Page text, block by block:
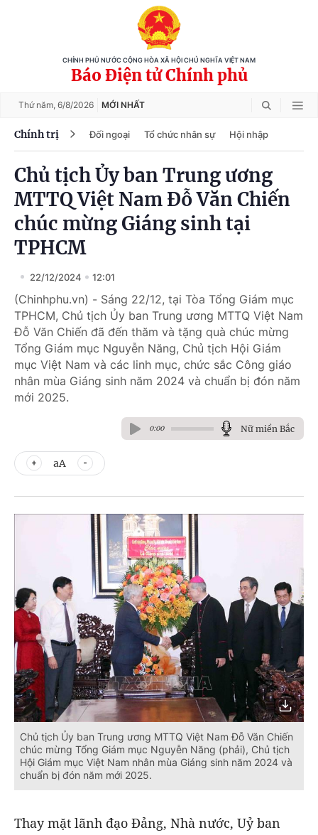
CHÍNH PHỦ NƯỚC CỘNG HÒA XÃ HỘI CHỦ NGHĨA VIỆT NAM
Báo Điện tử Chính phủ
Thứ năm, 6/8/2026 MỚI NHẤT
Chính trị Đối ngoại Tổ chức nhân sự Hội nhập
Chủ tịch Ủy ban Trung ương
MTTQ Việt Nam Đỗ Văn Chiến
chúc mừng Giáng sinh tại
TPHCM
22/12/2024 12:01
(Chinhphu.vn) - Sáng 22/12, tại Tòa Tổng Giám mục
TPHCM, Chủ tịch Ủy ban Trung ương MTTQ Việt Nam
Đỗ Văn Chiến đã đến thăm và tặng quà chúc mừng
Tổng Giám mục Nguyễn Năng, Chủ tịch Hội Giám
mục Việt Nam và các linh mục, chức sắc Công giáo
nhân mùa Giáng sinh năm 2024 và chuẩn bị đón năm
mới 2025.
0:00 Nữ miền Bắc
aA
Chủ tịch Ủy ban Trung ương MTTQ Việt Nam Đỗ Văn Chiến
chúc mừng Tổng Giám mục Nguyễn Năng (phải), Chủ tịch
Hội Giám mục Việt Nam nhân mùa Giáng sinh năm 2024 và
chuẩn bị đón năm mới 2025.
Thay mặt lãnh đạo Đảng, Nhà nước, Uỷ ban